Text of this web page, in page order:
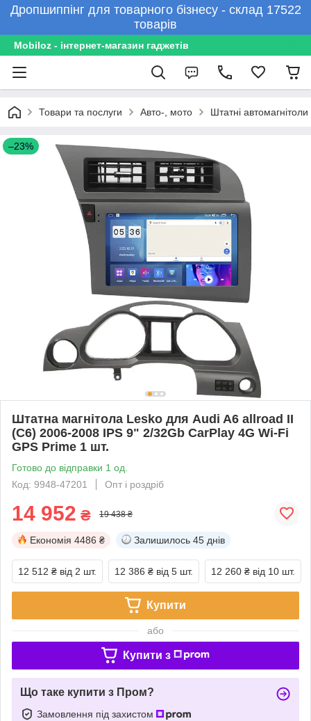
Дропшиппінг для товарного бізнесу - склад 17522
товарів
Mobiloz - інтернет-магазин гаджетів
Товари та послуги Авто-, мото Штатні автомагнітоли
–23%
Штатна магнітола Lesko для Audi A6 allroad II
(C6) 2006-2008 IPS 9" 2/32Gb CarPlay 4G Wi-Fi
GPS Prime 1 шт.
Готово до відправки 1 од.
Код: 9948-47201
Опт і роздріб
14 952 ₴ 19 438 ₴
Економія 4486 ₴ Залишилось 45 днів
12 512 ₴ від 2 шт. 12 386 ₴ від 5 шт. 12 260 ₴ від 10 шт.
Купити
або
Купити з
Що таке купити з Пром?
Замовлення під захистом